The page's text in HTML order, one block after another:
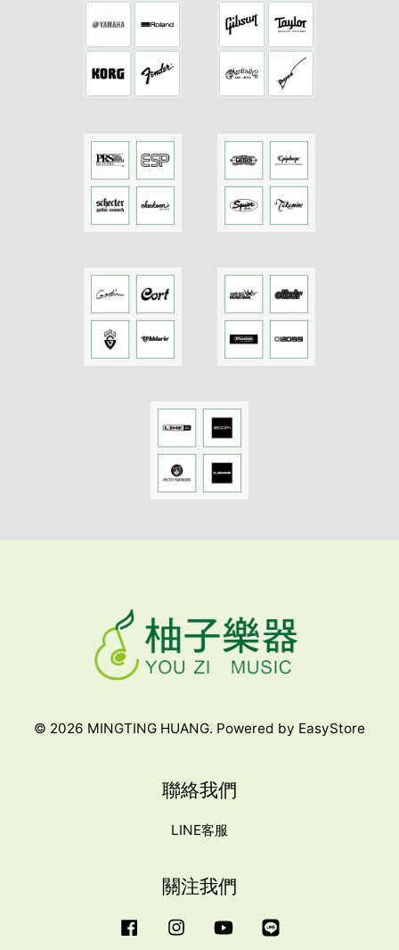
© 2026 MINGTING HUANG. Powered by EasyStore
聯絡我們
LINE客服
關注我們
FacebookInstagramYouTube